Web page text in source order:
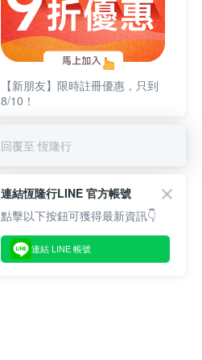
【新朋友】限時註冊優惠，只到
8/10！
回覆至 恆隆行
連結恆隆行LINE 官方帳號
點擊以下按鈕可獲得最新資訊👇
連結 LINE 帳號